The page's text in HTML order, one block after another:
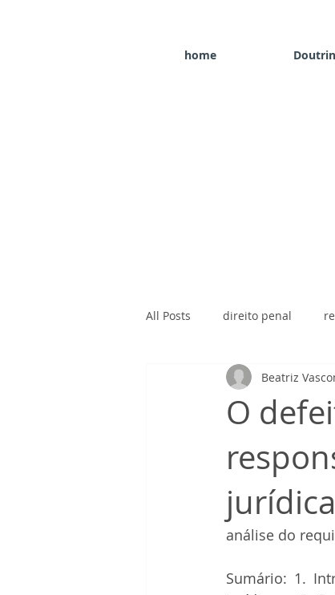
home
All Posts direito penal
acordo de não persecução
O
Beatriz
análise do
Sumário: 1.